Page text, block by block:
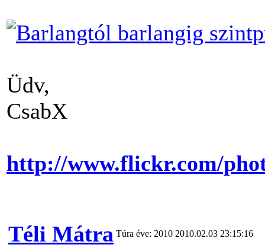
Üdv,
CsabX
http://www.flickr.com/
Téli Mátra Túra éve: 2010 2010.02.03 23:15:16